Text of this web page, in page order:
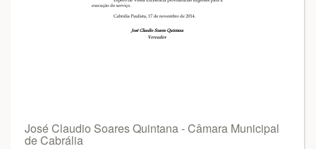
José Claudio Soares Quintana - Câmara Municipal
de Cabrália